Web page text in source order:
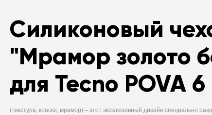
Силиконовый
"Мрамор золото
для Tecno POVA 6
(текстура, краски, мрамор) – этот эксклюзивный дизайн специально